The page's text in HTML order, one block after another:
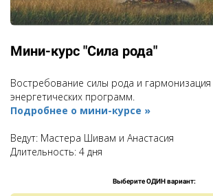
Мини-курс "Сила рода"
Востребование силы рода и
энергетических программ.
Подробнее о мини-курсе »
Ведут: Мастера Шивам и Анастасия
Длительность: 4 дня
Выберите ОДИН вариант: